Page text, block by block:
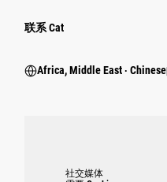
行业
联系 Cat
Africa, Middle East ‧ Chinese
社交媒体